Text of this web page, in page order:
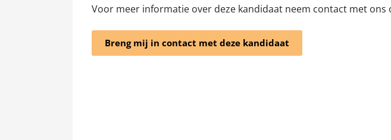
Voor meer informatie over deze kandidaat neem contact met ons
Breng mij in contact met deze kandidaat